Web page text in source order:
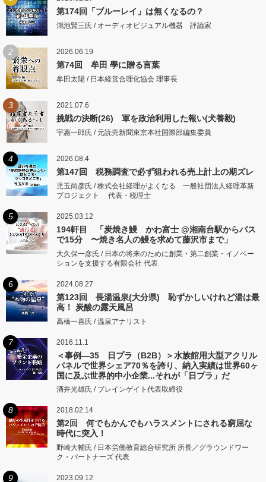
第174回「ブルーレイ」は無くなるの？
鴻池賢三氏 / オーディオビジュアル機器 評論家
2 2026.06.19
第74回 牟田 學に贈る言葉
牟田太陽 / 日本経営合理化協会 理事長
3 2021.07.6
挑戦の決断(26) 軍を政治利用した報い(犬養毅)
宇惠一郎氏 / 元読売新聞東京本社国際部編集委員
4 2026.08.4
第147回 税務調査で必ず狙われる売上計上の期ズレ
児玉尚彦氏 / 株式会社経理がよくなる 一般社団法人経理革新
プロジェクト 代表・税理士
5 2025.03.12
194軒目 「炭焼き鰻 かわ富士 @湘南台駅からバス
で15分 〜焼き名人の鰻を求めて藤沢市まで」
大久保一彦氏 / 日本の将来のために創業・第二創業・イノベー
ションを支援する有限会社 代表
6 2024.08.27
第123回 長湯温泉(大分県) 恥ずかしいけれど湯は最
高！ 炭酸の露天風呂
高橋一喜氏 / 温泉アナリスト
7 2016.11.1
＜事例―35 日プラ（B2B）＞水族館用大型アクリル
パネルで世界シェア70％を誇り、納入実績は世界60ヶ
国に及ぶ世界的中小企業...それが「日プラ」だ
酒井光雄氏 / ブレインゲイト代表取締役
8 2018.02.14
第2回 何でもかんでもハラスメントにされる窮屈な
時代に突入！
野崎大輔氏 / 日本労働教育総合研究所 所長／グラウンドワー
ク・パートナーズ 代表
9 2023.09.12